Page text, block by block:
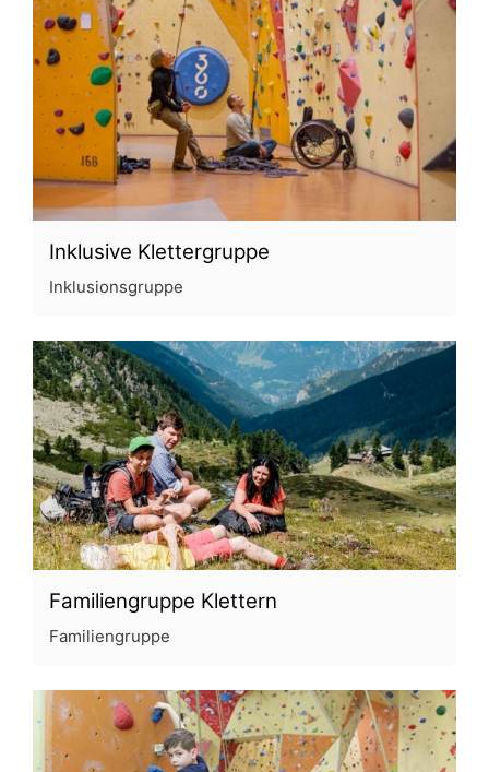
Inklusive Klettergruppe
Inklusionsgruppe
Familiengruppe Klettern
Familiengruppe